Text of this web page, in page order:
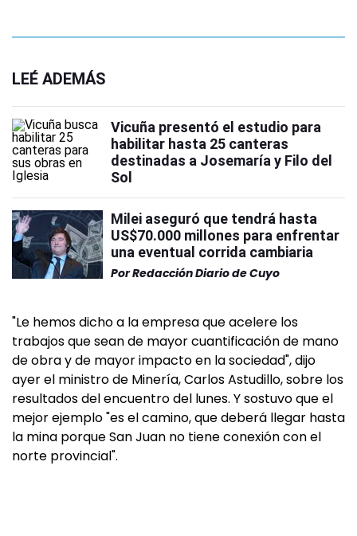
LEÉ ADEMÁS
Vicuña presentó el estudio para
habilitar hasta 25 canteras
destinadas a Josemaría y Filo del
Sol
Milei aseguró que tendrá hasta
US$70.000 millones para enfrentar
una eventual corrida cambiaria
PorRedacción Diario de Cuyo
"Le hemos dicho a la empresa que acelere los
trabajos que sean de mayor cuantificación de mano
de obra y de mayor impacto en la sociedad", dijo
ayer el ministro de Minería, Carlos Astudillo, sobre los
resultados del encuentro del lunes. Y sostuvo que el
mejor ejemplo "es el camino, que deberá llegar hasta
la mina porque San Juan no tiene conexión con el
norte provincial".